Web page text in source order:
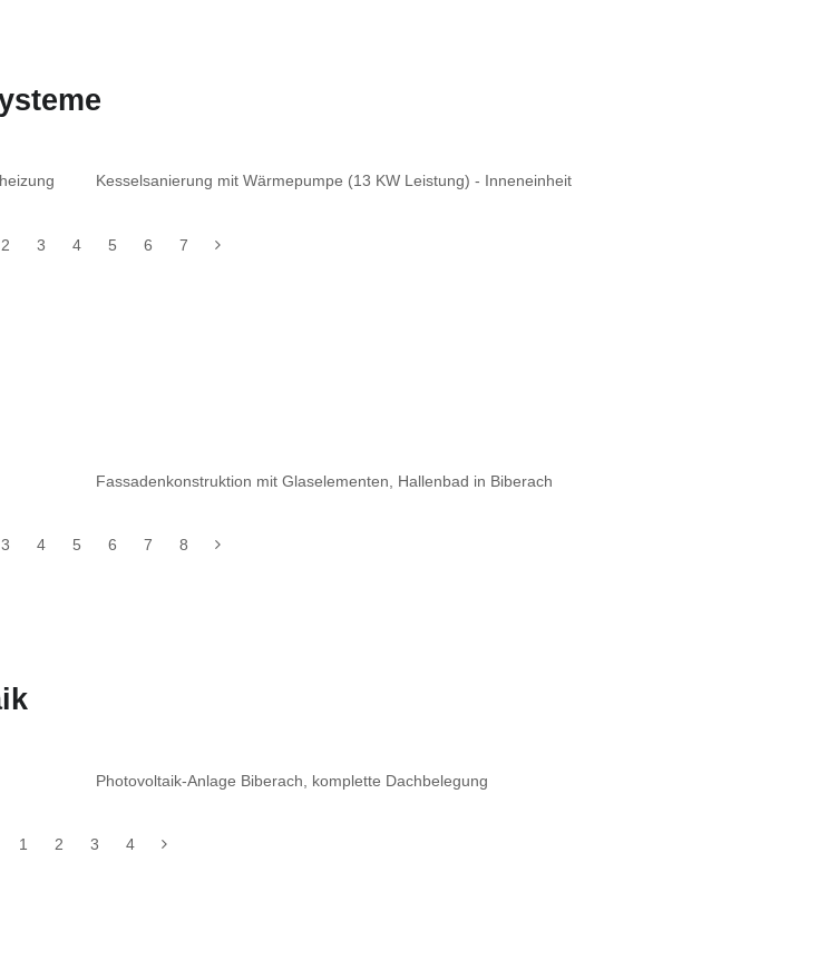
Kesselsanierung mit Wärmepumpe (13 KW Leistung) - Inneneinheit
2 3 4 5 6 7
Fassadenkonstruktion mit Glaselementen, Hallenbad in Biberach
3 4 5 6 7 8
Photovoltaik-Anlage Biberach, komplette Dachbelegung
1 2 3 4